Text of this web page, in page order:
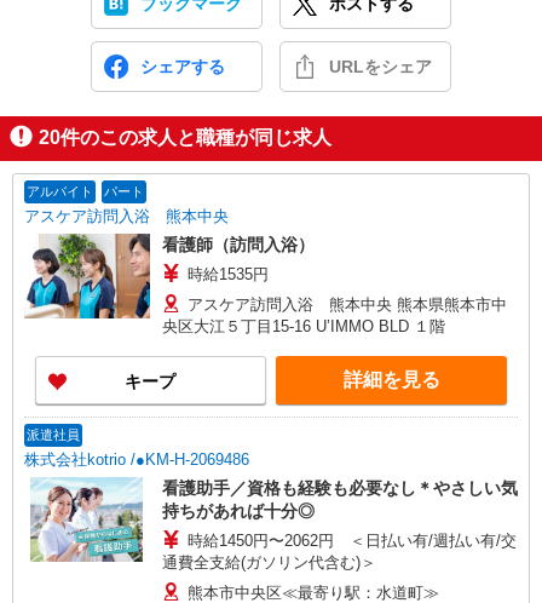
シェアする URLをシェア
20件のこの求人と職種が同じ求人
アルバイト パート
アスケア訪問入浴 熊本中央
看護師（訪問入浴）
時給1535円
アスケア訪問入浴 熊本中央 熊本県熊本市中
央区大江５丁目15-16 U’IMMO BLD １階
キープ 詳細を見る
派遣社員
株式会社kotrio /●KM-H-2069486
看護助手／資格も経験も必要なし＊やさしい気
持ちがあれば十分◎
時給1450円〜2062円 ＜日払い有/週払い有/交
通費全支給(ガソリン代含む)＞
熊本市中央区≪最寄り駅：水道町≫